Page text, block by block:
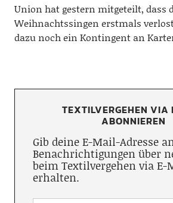
Union hat gestern mitgeteilt, dass
Weihnachtssingen erstmals
dazu noch ein Kontingent an
TEXTILVERGEHEN VIA
ABONNIEREN
Gib deine E-Mail-Adresse
Benachrichtigungen über
beim Textilvergehen via E-
erhalten.